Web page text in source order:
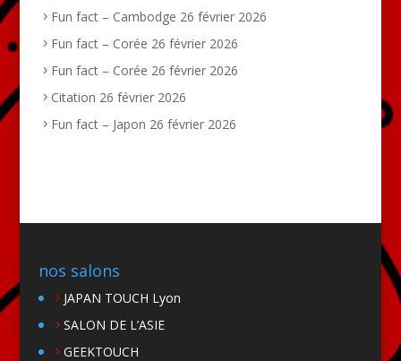
Fun fact – Cambodge 26 février 2026
Fun fact – Corée 26 février 2026
Fun fact – Corée 26 février 2026
Citation 26 février 2026
Fun fact – Japon 26 février 2026
nos salons
JAPAN TOUCH Lyon
SALON DE L’ASIE
GEEKTOUCH